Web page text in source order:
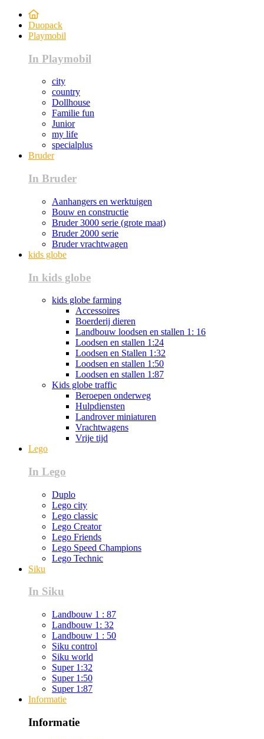
Duopack
Playmobil
In Playmobil
city
country
Dollhouse
Familie fun
Junior
my life
specialplus
Bruder
In Bruder
Aanhangers en werktuigen
Bouw en constructie
Bruder 3000 serie (grote maat)
Bruder 2000 serie
Bruder vrachtwagen
kids globe
In kids globe
kids globe farming
Accessoires
Boerderij dieren
Landbouw loodsen en stallen 1: 16
Loodsen en stallen 1:24
Loodsen en Stallen 1:32
Loodsen en stallen 1:50
Loodsen en stallen 1:87
Kids globe traffic
Beroepen onderweg
Hulpdiensten
Landrover miniaturen
Vrachtwagens
Vrije tijd
Lego
In Lego
Duplo
Lego city
Lego classic
Lego Creator
Lego Friends
Lego Speed Champions
Lego Technic
Siku
In Siku
Landbouw 1 : 87
Landbouw 1: 32
Landbouw 1 : 50
Siku control
Siku world
Super 1:32
Super 1:50
Super 1:87
Informatie
Informatie